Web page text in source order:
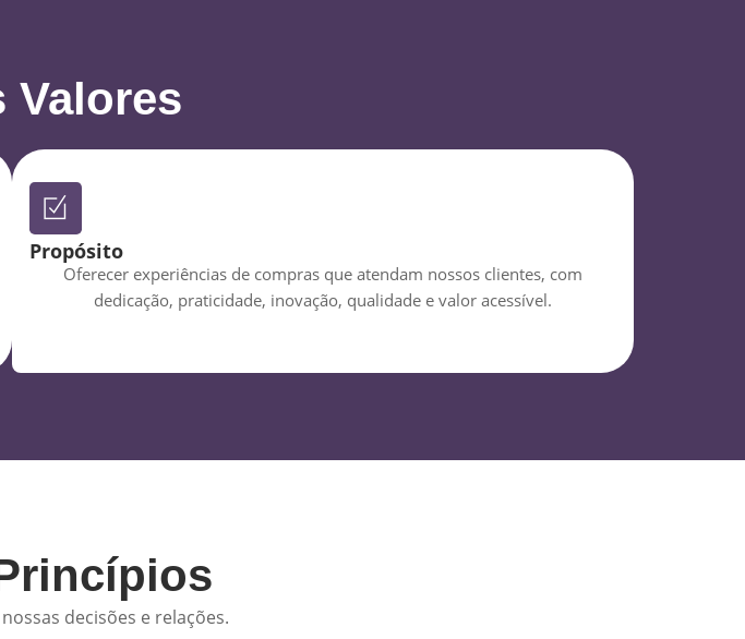
Valores
Propósito
Oferecer experiências de compras que atendam nossos clientes, com
dedicação, praticidade, inovação, qualidade e valor acessível.
decisões e relações.